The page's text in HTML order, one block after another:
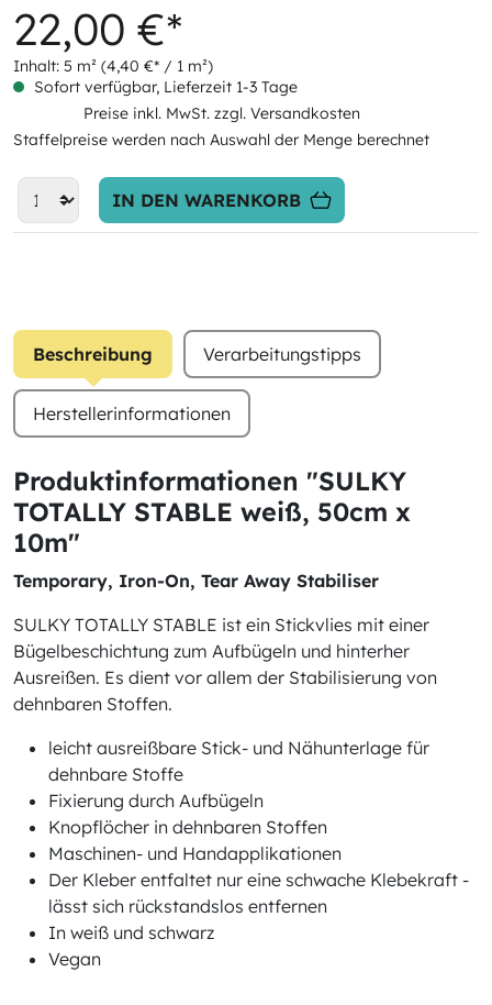
22,00 €*
Inhalt: 5 m² (4,40 €* / 1 m²)
Sofort verfügbar, Lieferzeit 1-3 Tage
Preise inkl. MwSt. zzgl. Versandkosten
Staffelpreise werden nach Auswahl der Menge berechnet
IN DEN WARENKORB
Beschreibung Verarbeitungstipps
Herstellerinformationen
Produktinformationen "SULKY
TOTALLY STABLE weiß, 50cm x
10m"
Temporary, Iron-On, Tear Away Stabiliser
SULKY TOTALLY STABLE ist ein Stickvlies mit einer
Bügelbeschichtung zum Aufbügeln und hinterher
Ausreißen. Es dient vor allem der Stabilisierung von
dehnbaren Stoffen.
leicht ausreißbare Stick- und Nähunterlage für
dehnbare Stoffe
Fixierung durch Aufbügeln
Knopflöcher in dehnbaren Stoffen
Maschinen- und Handapplikationen
Der Kleber entfaltet nur eine schwache Klebekraft -
lässt sich rückstandslos entfernen
In weiß und schwarz
Vegan